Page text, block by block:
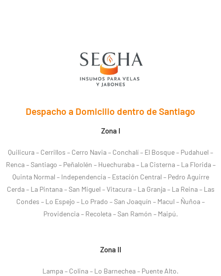
Despacho a Domicilio dentro de Santiago
Zona I
Quilicura – Cerrillos – Cerro Navia – Conchalí – El Bosque – Pudahuel –
Renca – Santiago – Peñalolén – Huechuraba – La Cisterna – La Florida –
Quinta Normal – Independencia – Estación Central – Pedro Aguirre
Cerda – La Pintana – San Miguel – Vitacura – La Granja – La Reina – Las
Condes – Lo Espejo – Lo Prado – San Joaquín – Macul – Ñuñoa –
Providencia – Recoleta – San Ramón – Maipú.
Zona II
Lampa – Colina – Lo Barnechea – Puente Alto.